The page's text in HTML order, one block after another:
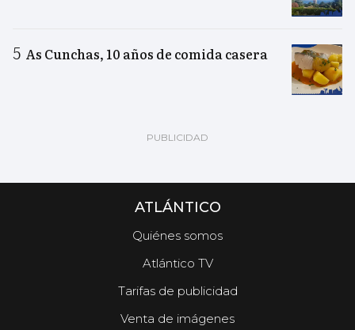
As Cunchas, 10 años de comida casera
ATLÁNTICO
Quiénes somos
Atlántico TV
Tarifas de publicidad
Venta de imágenes